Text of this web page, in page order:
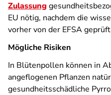
Zulassung
EU nötig, nachdem die
vorher von der EFSA
Mögliche Risiken
In Blütenpollen können in
angeflogenen Pflanzen
gesundheitsschädliche